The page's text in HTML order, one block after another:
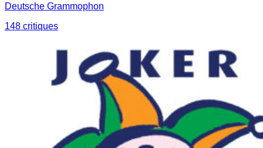
Deutsche Grammophon
148 critiques